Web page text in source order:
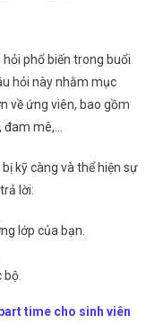
phổ biến trong buổi
hỏi này nhằm mục
về ứng viên, bao gồm
mê,…
kỹ càng và thể hiện sự
lời:
lớp của bạn.
time cho sinh viên